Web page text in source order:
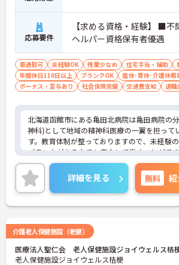
応募要件
【求める資格・経験】 ■不
ヘルパー資格保有者優遇
車通勤可 未経験OK 残業少なめ 住宅手当・補助
年間休日110日以上
ブランクOK
産休･育休･介護休暇
ボーナス・賞与あり
社会保険完備 交通費支給 退職
北海道函館市にある亀田北病院は亀田病院の
神科)として地域の精神科医療の一翼を担って
す。教育体制が整っておりますので、未経験
ブランクがある方でも安心して働くことがで
す。認知症看護に関心のある方も歓迎ですの
興味のある方はお気軽にご相談くださいね。
詳細を見る 無料 紹
介護老人保健施設（老健）
医療法人聖仁会 老人保健施設ジョイウェルス桔
老人保健施設ジョイウェルス桔梗